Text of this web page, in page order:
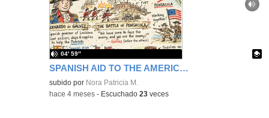
SPANISH AID TO THE AMERICAN REVOLUTION
Contenido educativo.
subido por Nora Patricia M.
04′ 59″
-hace 4 meses - Escuchado23 veces